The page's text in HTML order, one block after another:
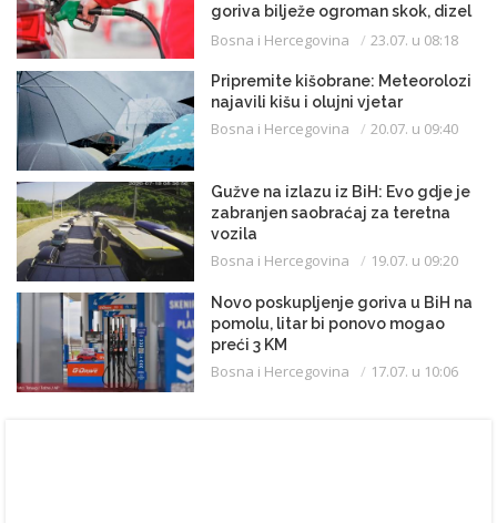
goriva bilježe ogroman skok, dizel
uveliko prešao 3,20 KM
Bosna i Hercegovina 23.07. u 08:18
Pripremite kišobrane: Meteorolozi
najavili kišu i olujni vjetar
Bosna i Hercegovina 20.07. u 09:40
Gužve na izlazu iz BiH: Evo gdje je
zabranjen saobraćaj za teretna
vozila
Bosna i Hercegovina 19.07. u 09:20
Novo poskupljenje goriva u BiH na
pomolu, litar bi ponovo mogao
preći 3 KM
Bosna i Hercegovina 17.07. u 10:06